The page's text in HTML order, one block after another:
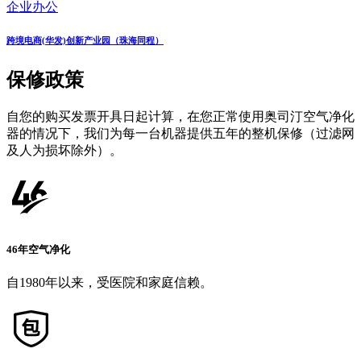
企业办公
跨境电商(华发)创新产业园（珠海同程）
保修政策
自您的购买发票开具日起计算，在您正常使用奥司汀空气净化
器的情况下，我们为每一台机器提供五年的整机保修（过滤网
及人为损坏除外）。
46年空气净化
自1980年以来，受医院和家庭信赖。